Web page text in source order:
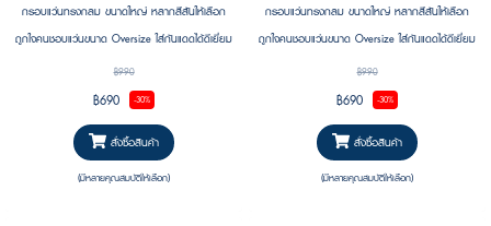
กรอบแว่นทรงกลม ขนาดใหญ่ หลากสีสันให้เลือก
ถูกใจคนชอบแว่นขนาด Oversize ใส่กันแดดได้ดีเยี่ยม
฿990
฿690 -30%
สั่งซื้อสินค้า
(มีหลายคุณสมบัติให้เลือก)
กรอบแว่นทรงกลม ขนาดใหญ่ หลากสีสันให้เลือก
ถูกใจคนชอบแว่นขนาด Oversize ใส่กันแดดได้ดีเยี่ยม
฿990
฿690 -30%
สั่งซื้อสินค้า
(มีหลายคุณสมบัติให้เลือก)